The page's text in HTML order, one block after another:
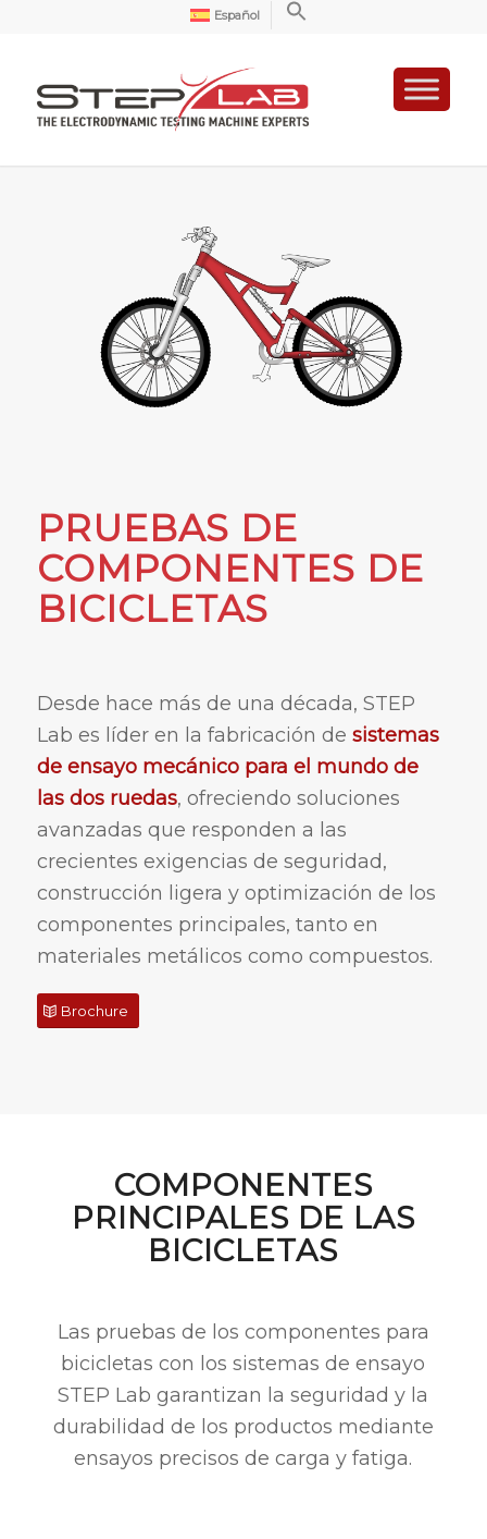
Español
PRUEBAS DE
COMPONENTES DE
BICICLETAS
Desde hace más de una década, STEP
Lab es líder en la fabricación de sistemas
de ensayo mecánico para el mundo de
las dos ruedas, ofreciendo soluciones
avanzadas que responden a las
crecientes exigencias de seguridad,
construcción ligera y optimización de los
componentes principales, tanto en
materiales metálicos como compuestos.
Brochure
COMPONENTES
PRINCIPALES DE LAS
BICICLETAS
Las pruebas de los componentes para
bicicletas con los sistemas de ensayo
STEP Lab garantizan la seguridad y la
durabilidad de los productos mediante
ensayos precisos de carga y fatiga.